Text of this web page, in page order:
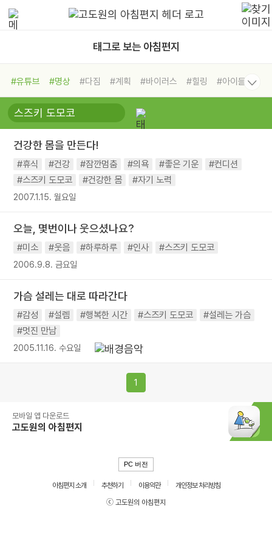
태그로 보는 아침편지
#유튜브 #명상 #다짐 #계획 #바이러스 #힐링
#아이들
#비전캠프
#독서캠프 #삶
#희망
#나눔 #친구 #링컨학교
#독서
#건강 #면역력
건강한 몸을 만든다!
#휴식 #건강 #잠깐멈춤 #의욕 #좋은 기운
#컨디션
#스즈키 도모코
#건강한 몸 #자기 노력
2007.1.15. 월요일
오늘, 몇번이나 웃으셨나요?
#미소 #웃음 #하루하루 #인사 #스즈키 도모코
2006.9.8. 금요일
가슴 설레는 대로 따라간다
#감성 #설렘 #행복한 시간 #스즈키 도모코
#설레는 가슴
#멋진 만남
2005.11.16. 수요일
1
모바일 앱 다운로드
고도원의 아침편지
PC 버전
아침편지 소개 추천하기 이용약관
개인정보 처리방침
ⓒ 고도원의 아침편지